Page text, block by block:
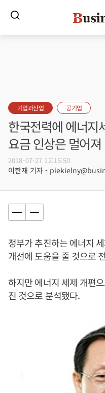
기업과산업 공기업
한국전력에 에너지
요금 인상은 멀어져
2018-07-27 12:15:50
이한재 기자 -
정부가 추진하는 에너지
개선에 도움을 줄 것으로
하지만 에너지 세제 개편
진 것으로 분석됐다.